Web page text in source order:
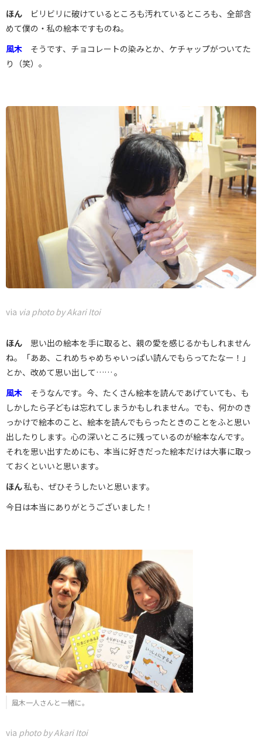
ほん ビリビリに破けているところも汚れているところも、全部含
めて僕の・私の絵本ですものね。
風木 そうです、チョコレートの染みとか、ケチャップがついてた
り（笑）。
via via photo by Akari Itoi
ほん 思い出の絵本を手に取ると、親の愛を感じるかもしれません
ね。「ああ、これめちゃめちゃいっぱい読んでもらってたなー！」
とか、改めて思い出して…… 。
風木 そうなんです。今、たくさん絵本を読んであげていても、も
しかしたら子どもは忘れてしまうかもしれません。でも、何かのき
っかけで絵本のこと、絵本を読んでもらったときのことをふと思い
出したりします。心の深いところに残っているのが絵本なんです。
それを思い出すためにも、本当に好きだった絵本だけは大事に取っ
ておくといいと思います。
ほん私も、ぜひそうしたいと思います。
今日は本当にありがとうございました！
風木一人さんと一緒に。
via photo by Akari Itoi